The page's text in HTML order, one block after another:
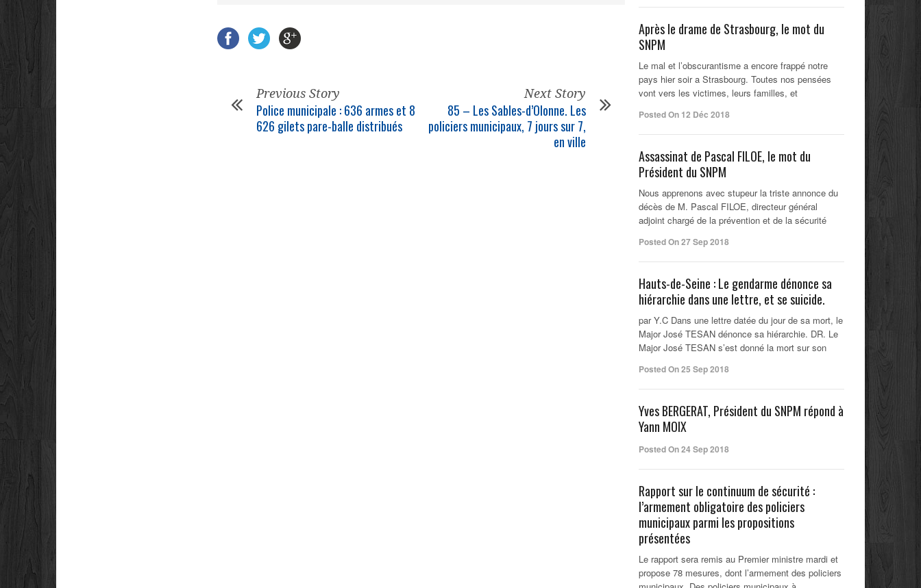
Previous Story
Police municipale : 636 armes et 8
626 gilets pare-balle distribués
Next Story
85 – Les Sables-d’Olonne. Les
policiers municipaux, 7 jours sur 7,
en ville
Après le drame de Strasbourg, le mot du
SNPM
Le mal et l’obscurantisme a encore frappé notre
pays hier soir a Strasbourg. Toutes nos pensées
vont vers les victimes, leurs familles, et
Posted On 12 Déc 2018
Assassinat de Pascal FILOE, le mot du
Président du SNPM
Nous apprenons avec stupeur la triste annonce du
décès de M. Pascal FILOE, directeur général
adjoint chargé de la prévention et de la sécurité
Posted On 27 Sep 2018
Hauts-de-Seine : Le gendarme dénonce sa
hiérarchie dans une lettre, et se suicide.
par Y.C Dans une lettre datée du jour de sa mort, le
Major José TESAN dénonce sa hiérarchie. DR. Le
Major José TESAN s’est donné la mort sur son
Posted On 25 Sep 2018
Yves BERGERAT, Président du SNPM répond à
Yann MOIX
Posted On 24 Sep 2018
Rapport sur le continuum de sécurité :
l’armement obligatoire des policiers
municipaux parmi les propositions
présentées
Le rapport sera remis au Premier ministre mardi et
propose 78 mesures, dont l’armement des policiers